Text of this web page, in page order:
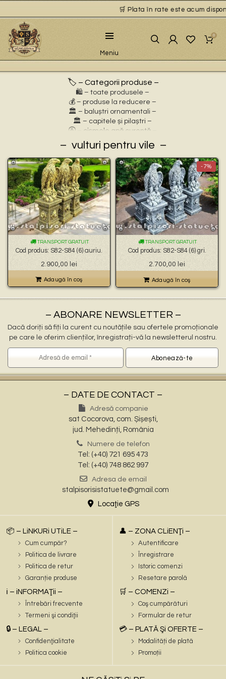
🛒 Plata în rate este acum
Meniu
0
🏷️ – Categorii produse –
🛍️ – toate produsele –
💰 – produse la reducere –
🏛 – baluștri ornamentali –
🏛 – capitele și pilaștri –
🚰 – cișmele apă curentă –
⛲ – fântâni arteziene –
🎀 – idei de cadouri –
🪴 – jardiniere cu personaje –
🌸 – jardiniere pentru flori –
🏗 – socluri și stative –
🦌 – statuete animale sălbatice –
🐕 – statuete animale domestice –
🧘 – statuete buddha –
🧺 – statuete cu coșulețe –
🐉 – statuete gargoyles –
👼 – statuete religioase și îngerași –
🦜 – statuete păsări –
💧 – statuete pentru fântâni –
🍄 – statuete pitici și troli –
🏺 – vaze pentru flori –
vulturi pentru vile
TRANSPORT GRATUIT
Cod produs: S82-S84 (6) auriu.
2.900,00 lei
Adaugă în coş
-7%
TRANSPORT GRATUIT
Cod produs: S82-S84 (6) gri.
Prețul
inițial
a
fost:
2.900,00 lei.
2.700,00 lei
curent
este:
2.700,00 lei.
Adaugă în coş
– ABONARE NEWSLETTER –
Dacă doriți să fiți la curent cu noutățile sau ofertele promoționale
pe care le oferim clienților, înregistrați-vă la newsletterul nostru.
– DATE DE CONTACT –
Adresă companie
sat Cocorova, com. Șișești,
jud. Mehedinți, România
Numere de telefon
Tel: (+40) 721 695 473
Tel: (+40) 748 862 997
Adresa de email
stalpisorisistatuete@gmail.com
Locaţie GPS
📦 – LiNKURi UTiLE –
Cum cumpăr?
Politica de livrare
Politica de retur
Garanție produse
ℹ️ – iNFORMAŢii –
Întrebări frecvente
Termeni şi condiţii
🔒 – LEGAL –
Confidenţialitate
Politica cookie
👤 – ZONA CLiENŢi –
Autentificare
Înregistrare
Istoric comenzi
Resetare parolă
🛒 – COMENZi –
Coş cumpărături
Formular de retur
💳 – PLATĂ Şi OFERTE –
Modalități de plată
Promoții